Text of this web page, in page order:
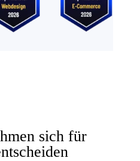
sich für